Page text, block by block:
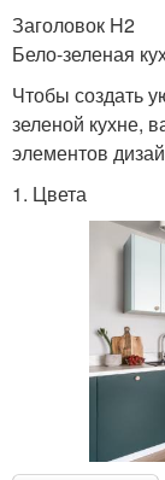
Заголовок H2
Бело-зеленая
Чтобы создать
зеленой кухне,
элементов
1. Цвета